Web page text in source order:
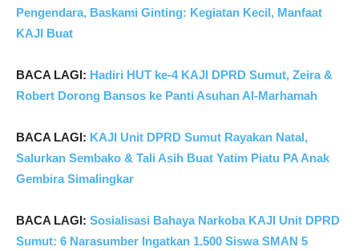
Pengendara, Baskami Ginting: Kegiatan Kecil, Manfaat
KAJI Buat
BACA LAGI: Hadiri HUT ke-4 KAJI DPRD Sumut, Zeira &
Robert Dorong Bansos ke Panti Asuhan Al-Marhamah
BACA LAGI: KAJI Unit DPRD Sumut Rayakan Natal,
Salurkan Sembako & Tali Asih Buat Yatim Piatu PA Anak
Gembira Simalingkar
BACA LAGI: Sosialisasi Bahaya Narkoba KAJI Unit DPRD
Sumut: 6 Narasumber Ingatkan 1.500 Siswa SMAN 5